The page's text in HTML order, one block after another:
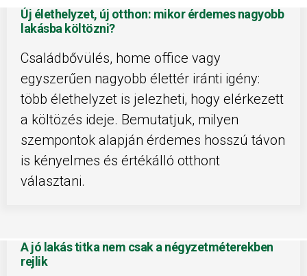
Új élethelyzet, új otthon: mikor érdemes nagyobb
lakásba költözni?
Családbővülés, home office vagy
egyszerűen nagyobb élettér iránti igény:
több élethelyzet is jelezheti, hogy elérkezett
a költözés ideje. Bemutatjuk, milyen
szempontok alapján érdemes hosszú távon
is kényelmes és értékálló otthont
választani.
A jó lakás titka nem csak a négyzetméterekben
rejlik